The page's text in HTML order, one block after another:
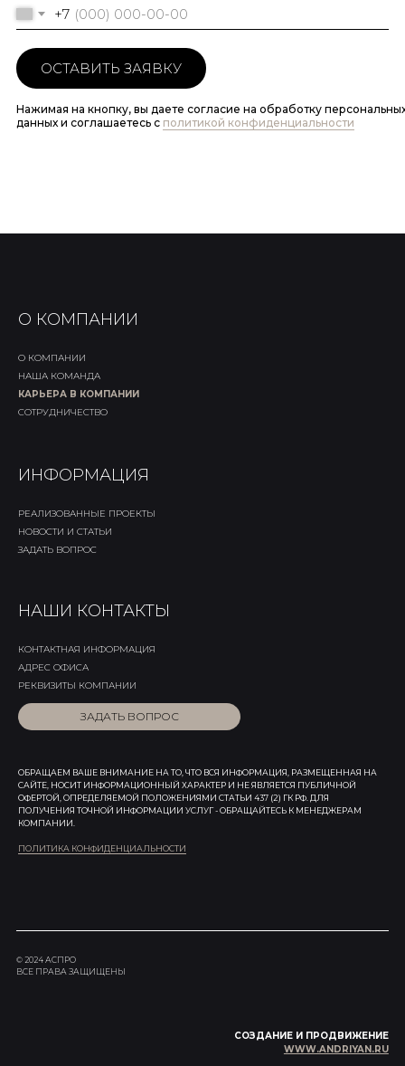
+7
ОСТАВИТЬ ЗАЯВКУ
Нажимая на кнопку, вы даете согласие на обработку
данных и соглашаетесь c политикой конфиденциальности
КОНТАКТНАЯ ИНФОРМАЦИЯ
АДРЕС ОФИСА
РЕКВИЗИТЫ КОМПАНИИ
ОБРАЩАЕМ ВАШЕ ВНИМАНИЕ НА ТО, ЧТО ВСЯ ИНФОРМАЦИЯ, РАЗМЕЩЕННАЯ НА
САЙТЕ, НОСИТ ИНФОРМАЦИОННЫЙ ХАРАКТЕР И НЕ ЯВЛЯЕТСЯ ПУБЛИЧНОЙ
ОФЕРТОЙ, ОПРЕДЕЛЯЕМОЙ ПОЛОЖЕНИЯМИ СТАТЬИ 437 (2) ГК РФ. ДЛЯ
ПОЛУЧЕНИЯ ТОЧНОЙ ИНФОРМАЦИИ УСЛУГ - ОБРАЩАЙТЕСЬ К МЕНЕДЖЕРАМ
КОМПАНИИ.
ПОЛИТИКА КОНФИДЕНЦИАЛЬНОСТИ
О КОМПАНИИ
О КОМПАНИИ
НАША КОМАНДА
КАРЬЕРА В КОМПАНИИ
СОТРУДНИЧЕСТВО
ИНФОРМАЦИЯ
РЕАЛИЗОВАННЫЕ ПРОЕКТЫ
НОВОСТИ И СТАТЬИ
ЗАДАТЬ ВОПРОС
НАШИ КОНТАКТЫ
ЗАДАТЬ ВОПРОС
© 2024 АСПРО
ВСЕ ПРАВА ЗАЩИЩЕНЫ
СОЗДАНИЕ И ПРОДВИЖЕНИЕ
WWW.ANDRIYAN.RU